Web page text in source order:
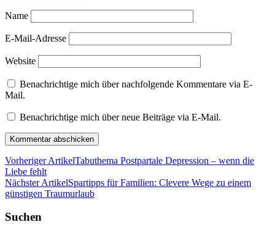
Name
E-Mail-Adresse
Website
Benachrichtige mich über nachfolgende Kommentare via E-
Mail.
Benachrichtige mich über neue Beiträge via E-Mail.
Vorheriger ArtikelTabuthema Postpartale Depression – wenn die
Liebe fehlt
Nächster ArtikelSpartipps für Familien: Clevere Wege zu einem
günstigen Traumurlaub
Suchen